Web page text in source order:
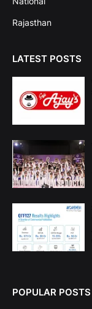
Rajasthan
LATEST POSTS
POPULAR POSTS